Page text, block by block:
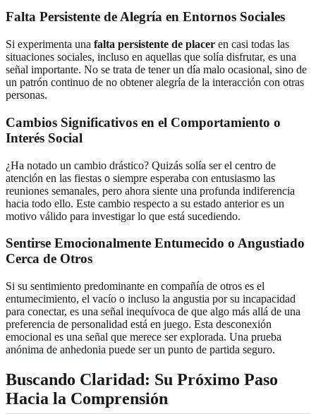
Falta Persistente de Alegría en Entornos Sociales
Si experimenta una falta persistente de placer en casi todas las
situaciones sociales, incluso en aquellas que solía disfrutar, es una
señal importante. No se trata de tener un día malo ocasional, sino de
un patrón continuo de no obtener alegría de la interacción con otras
personas.
Cambios Significativos en el Comportamiento o
Interés Social
¿Ha notado un cambio drástico? Quizás solía ser el centro de
atención en las fiestas o siempre esperaba con entusiasmo las
reuniones semanales, pero ahora siente una profunda indiferencia
hacia todo ello. Este cambio respecto a su estado anterior es un
motivo válido para investigar lo que está sucediendo.
Sentirse Emocionalmente Entumecido o Angustiado
Cerca de Otros
Si su sentimiento predominante en compañía de otros es el
entumecimiento, el vacío o incluso la angustia por su incapacidad
para conectar, es una señal inequívoca de que algo más allá de una
preferencia de personalidad está en juego. Esta desconexión
emocional es una señal que merece ser explorada. Una prueba
anónima de anhedonia puede ser un punto de partida seguro.
Buscando Claridad: Su Próximo Paso
Hacia la Comprensión